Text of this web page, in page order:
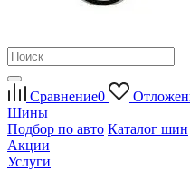
Сравнение0
Шины
Подбор по авто Каталог шин
Акции
Услуги